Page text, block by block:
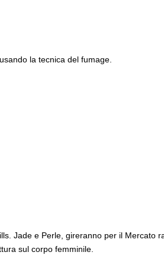
la tecnica del fumage.
Jade e Perle, gireranno per il Mercato
sul corpo femminile.